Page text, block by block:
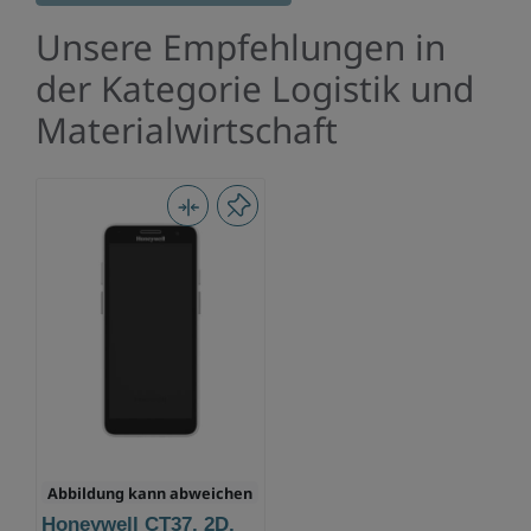
Monaten
Unsere Empfehlungen in
der Kategorie Logistik und
Materialwirtschaft
Abbildung kann abweichen
Honeywell CT37, 2D,